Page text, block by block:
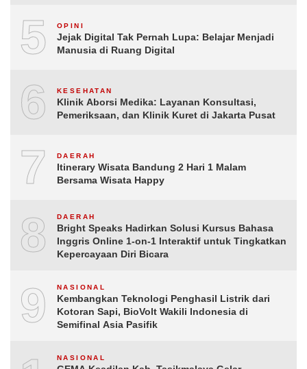
5 OPINI
Jejak Digital Tak Pernah Lupa: Belajar Menjadi
Manusia di Ruang Digital
6 KESEHATAN
Klinik Aborsi Medika: Layanan Konsultasi,
Pemeriksaan, dan Klinik Kuret di Jakarta Pusat
7 DAERAH
Itinerary Wisata Bandung 2 Hari 1 Malam
Bersama Wisata Happy
8 DAERAH
Bright Speaks Hadirkan Solusi Kursus Bahasa
Inggris Online 1-on-1 Interaktif untuk Tingkatkan
Kepercayaan Diri Bicara
9 NASIONAL
Kembangkan Teknologi Penghasil Listrik dari
Kotoran Sapi, BioVolt Wakili Indonesia di
Semifinal Asia Pasifik
NASIONAL